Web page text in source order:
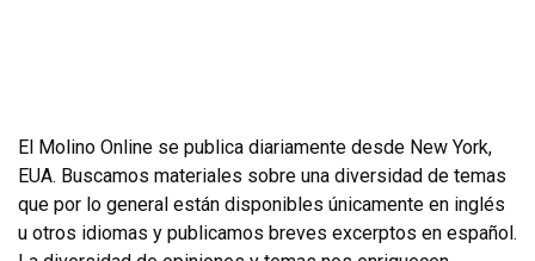
El Molino Online se publica diariamente desde New York,
EUA. Buscamos materiales sobre una diversidad de temas
que por lo general están disponibles únicamente en inglés
u otros idiomas y publicamos breves excerptos en español.